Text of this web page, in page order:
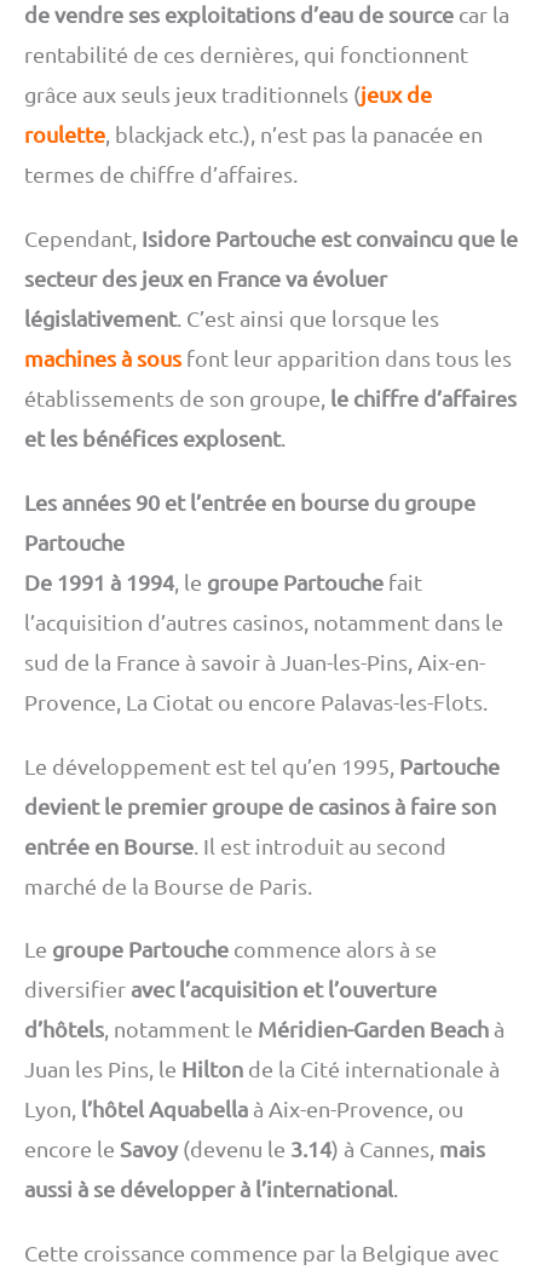
de vendre ses exploitations d’eau de source car la
rentabilité de ces dernières, qui fonctionnent
grâce aux seuls jeux traditionnels (jeux de
roulette, blackjack etc.), n’est pas la panacée en
termes de chiffre d’affaires.
Cependant, Isidore Partouche est convaincu que le
secteur des jeux en France va évoluer
législativement. C’est ainsi que lorsque les
machines à sous font leur apparition dans tous les
établissements de son groupe, le chiffre d’affaires
et les bénéfices explosent.
Les années 90 et l’entrée en bourse du groupe
Partouche
De 1991 à 1994 , le groupe Partouche fait
l’acquisition d’autres casinos, notamment dans le
sud de la France à savoir à Juan-les-Pins, Aix-en-
Provence, La Ciotat ou encore Palavas-les-Flots.
Le développement est tel qu’en 1995, Partouche
devient le premier groupe de casinos à faire son
entrée en Bourse . Il est introduit au second
marché de la Bourse de Paris.
Le groupe Partouche commence alors à se
diversifieravec l’acquisition et l’ouverture
d’hôtels, notamment le Méridien-Garden Beach à
Juan les Pins, le Hilton de la Cité internationale à
Lyon, l’hôtel Aquabella à Aix-en-Provence, ou
encore le Savoy(devenu le 3.14) à Cannes, mais
aussi à se développer à l’international.
Cette croissance commence par la Belgique avec